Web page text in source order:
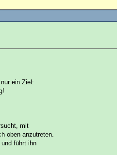
ein Ziel:
mit
oben anzutreten.
führt ihn